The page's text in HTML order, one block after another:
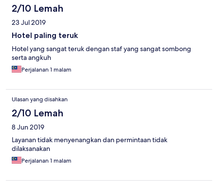
2/10 Lemah
23 Jul 2019
Hotel paling teruk
Hotel yang sangat teruk dengan staf yang sangat sombong
serta angkuh
Perjalanan 1 malam
Ulasan yang disahkan
2/10 Lemah
8 Jun 2019
Layanan tidak menyenangkan dan permintaan tidak
dilaksanakan
Perjalanan 1 malam